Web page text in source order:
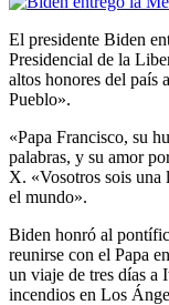
El presidente Biden
Presidencial de la
altos honores del país
Pueblo».
«Papa Francisco, su
palabras, y su amor
X. «Vosotros sois una
el mundo».
Biden honró al
reunirse con el Papa
un viaje de tres días a
incendios en Los